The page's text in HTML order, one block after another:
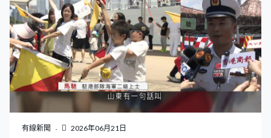
有線新聞 2026年06月21日